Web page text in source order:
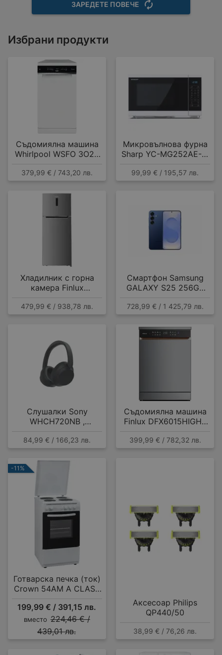
ЗАРЕДЕТЕ ПОВЕЧЕ
Избрани продукти
Съдомиялна машина
Whirlpool WSFO 3O23
379,99 € / 743,20 лв.
Микровълнова фурна
Sharp YC-MG252AE-W
W
99,99 € / 195,57 лв.
Хладилник с горна
камера Finlux
No Frost , Инокс
479,99 € / 938,78 лв.
Смартфон Samsung
GALAXY S25 256GB
12 GB, 256 GB
728,99 € / 1 425,79 лв.
Слушалки Sony
WHCH720NB ,
84,99 € / 166,23 лв.
Съдомиялна машина
Finlux DFX6015HIGH ,
399,99 € / 782,32 лв.
-11%
Готварска печка (ток)
Crown 54AM A CLASS
ток , Бял
199,99 € / 391,15 лв.
вместо 224,46 € /
439,01 лв.
Аксесоар Philips
QP440/50
38,99 € / 76,26 лв.